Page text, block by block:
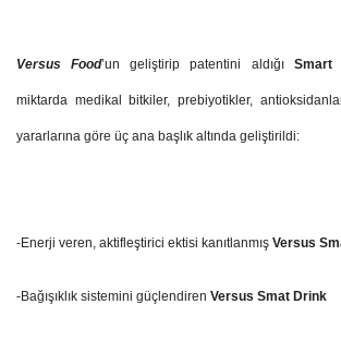
Versus Food’un geliştirip patentini aldığı Smart
miktarda medikal bitkiler, prebiyotikler,
yararlarına göre üç ana başlık altında geliştirildi:
-Enerji veren, aktifleştirici ektisi kanıtlanmış Versus
-Bağışıklık sistemini güçlendiren Versus Smat Drink